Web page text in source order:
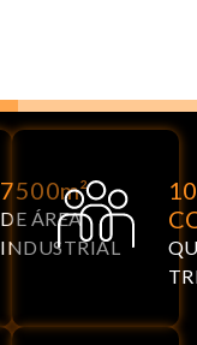
7500m²
DE ÁREA
INDUSTRIAL